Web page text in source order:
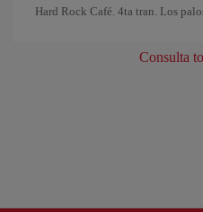
Hard Rock Café. 4ta tran. Los
Consulta